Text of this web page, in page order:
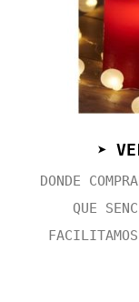
➤
DONDE
QUE